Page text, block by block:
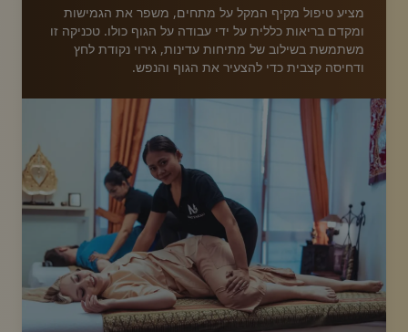
מציע טיפול מקיף המקל על מתחים, משפר את הגמישות
ומקדם בריאות כללית על ידי עבודה על הגוף כולו. טכניקה זו
משתמשת בשילוב של מתיחות עדינות, גירוי נקודת לחץ
ודחיסה קצבית כדי להצעיר את הגוף והנפש.